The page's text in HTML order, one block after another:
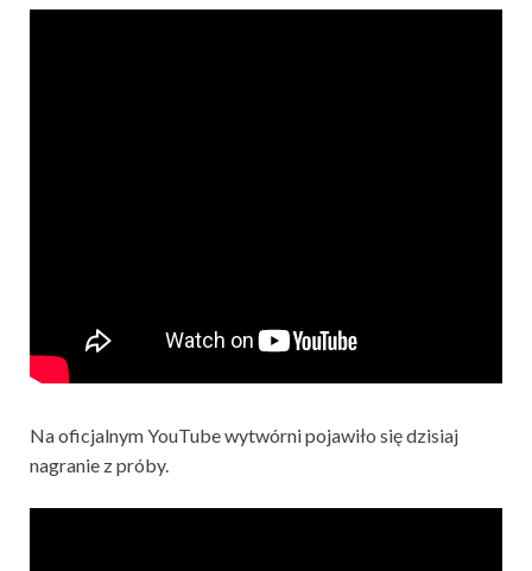
Na oficjalnym YouTube wytwórni pojawiło się dzisiaj
nagranie z próby.